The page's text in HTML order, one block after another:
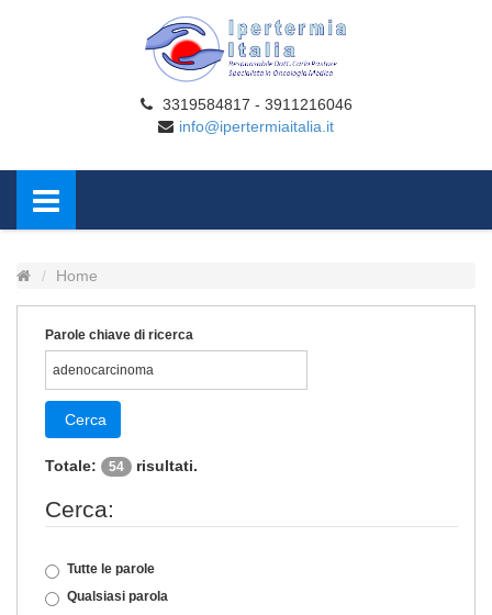
3319584817 - 3911216046
info@ipertermiaitalia.it
Home
Parole chiave di ricerca
Cerca
Totale: 54 risultati.
Cerca:
Tutte le parole
Qualsiasi parola